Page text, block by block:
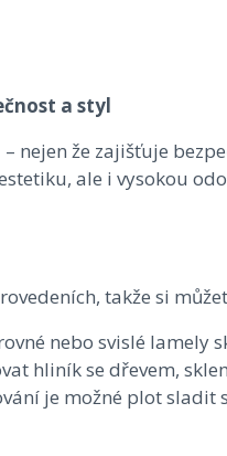
a styl
nejen že zajišťuje
ale i vysokou
takže si
nebo svislé lamely
hliník se dřevem,
je možné plot